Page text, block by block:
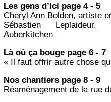
Les gens d’ici page 4 - 5
Cheryl Ann Bolden, artiste
Sébastien
Auberkitchen
Là où ça bouge page 6 - 7
« Il faut offrir autre chose
Nos chantiers page 8 - 9
Réaménagement de la rue